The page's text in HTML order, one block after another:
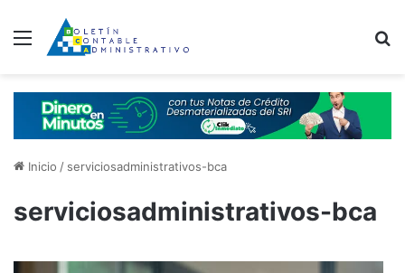
Menú
Inicio / serviciosadministrativos-bca
serviciosadministrativos-bca